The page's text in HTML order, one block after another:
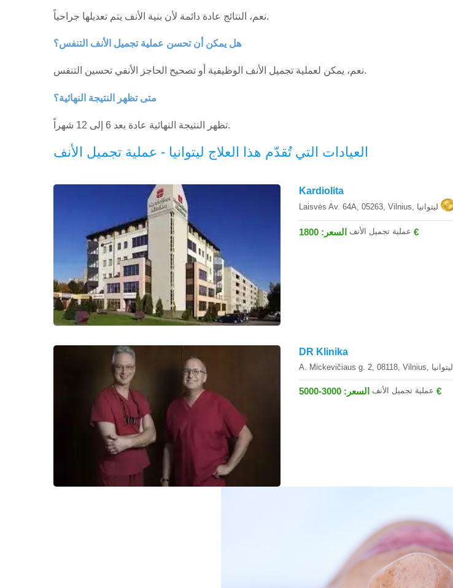
نعم، النتائج عادة دائمة لأن بنية الأنف يتم تعديلها جراحياً.
هل يمكن أن تحسن عملية تجميل الأنف التنفس؟
نعم، يمكن لعملية تجميل الأنف الوظيفية أو تصحيح الحاجز الأنفي تحسين التنفس.
متى تظهر النتيجة النهائية؟
تظهر النتيجة النهائية عادة بعد 6 إلى 12 شهراً.
العيادات التي تُقدّم هذا العلاج ليتوانيا - عملية تجميل الأنف
Kardiolita
عملية تجميل الأنف السعر: 1800 €
DR Klinika
A. Mickevičiaus g. 2, 08118, Vilnius, ليتوانيا
عملية تجميل الأنف السعر: 3000-5000 €